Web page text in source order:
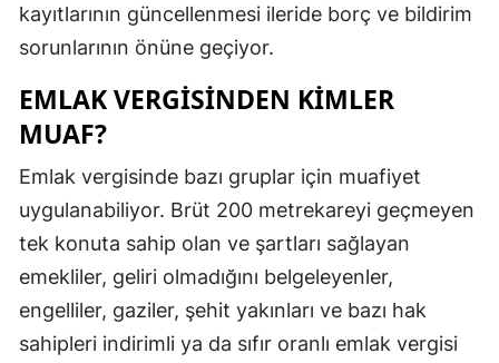
kayıtlarının güncellenmesi ileride borç ve bildirim
sorunlarının önüne geçiyor.
EMLAK VERGISINDEN KIMLER
MUAF?
Emlak vergisinde bazı gruplar için muafiyet
uygulanabiliyor. Brüt 200 metrekareyi geçmeyen
tek konuta sahip olan ve şartları sağlayan
emekliler, geliri olmadığını belgeleyenler,
engelliler, gaziler, şehit yakınları ve bazı hak
sahipleri indirimli ya da sıfır oranlı emlak vergisi